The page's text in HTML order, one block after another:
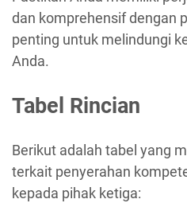
dan komprehensif dengan
penting untuk melindungi
Anda.
Tabel Rincian
Berikut adalah tabel yang
terkait penyerahan
kepada pihak ketiga: